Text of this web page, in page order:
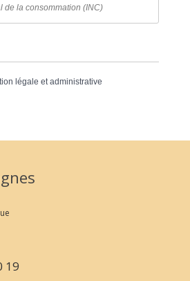
de la consommation (INC)
légale et administrative
19